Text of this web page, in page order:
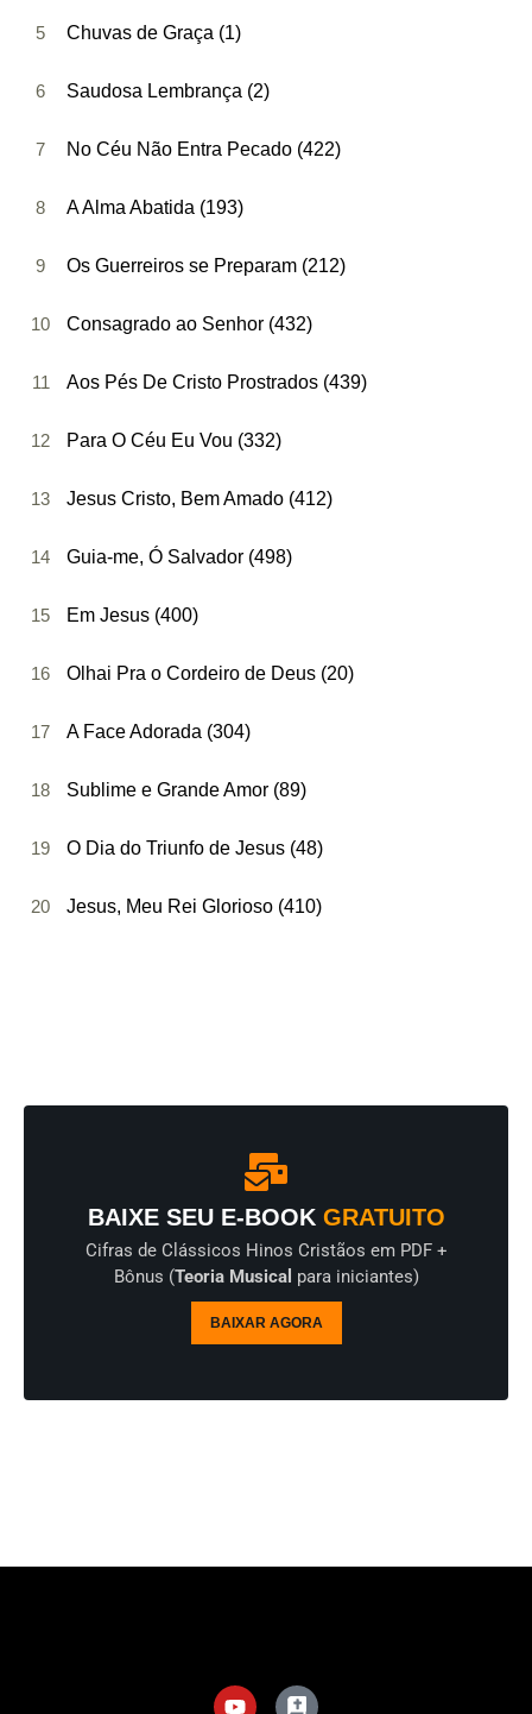
5 Chuvas de Graça (1)
6 Saudosa Lembrança (2)
7 No Céu Não Entra Pecado (422)
8 A Alma Abatida (193)
9 Os Guerreiros se Preparam (212)
10 Consagrado ao Senhor (432)
11 Aos Pés De Cristo Prostrados (439)
12 Para O Céu Eu Vou (332)
13 Jesus Cristo, Bem Amado (412)
14 Guia-me, Ó Salvador (498)
15 Em Jesus (400)
16 Olhai Pra o Cordeiro de Deus (20)
17 A Face Adorada (304)
18 Sublime e Grande Amor (89)
19 O Dia do Triunfo de Jesus (48)
20 Jesus, Meu Rei Glorioso (410)
BAIXE SEU E-BOOKGRATUITO
Cifras de Clássicos Hinos Cristãos em PDF +
Bônus (Teoria Musical para iniciantes)
BAIXAR AGORA